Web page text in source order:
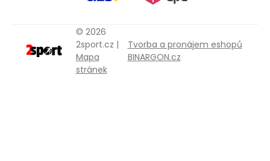
© 2026
2sport.cz |
Mapa
stránek
Tvorba a pronájem eshopů
BINARGON.cz